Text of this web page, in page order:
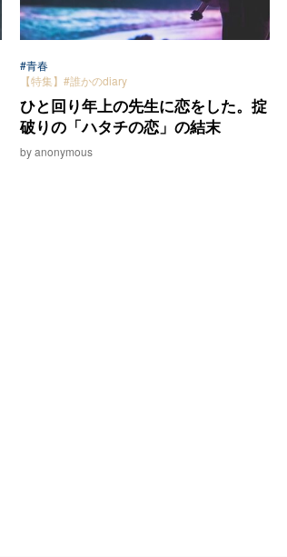
#青春
【特集】#誰かのdiary
ひと回り年上の先生に恋をした。掟
破りの「ハタチの恋」の結末
by anonymous